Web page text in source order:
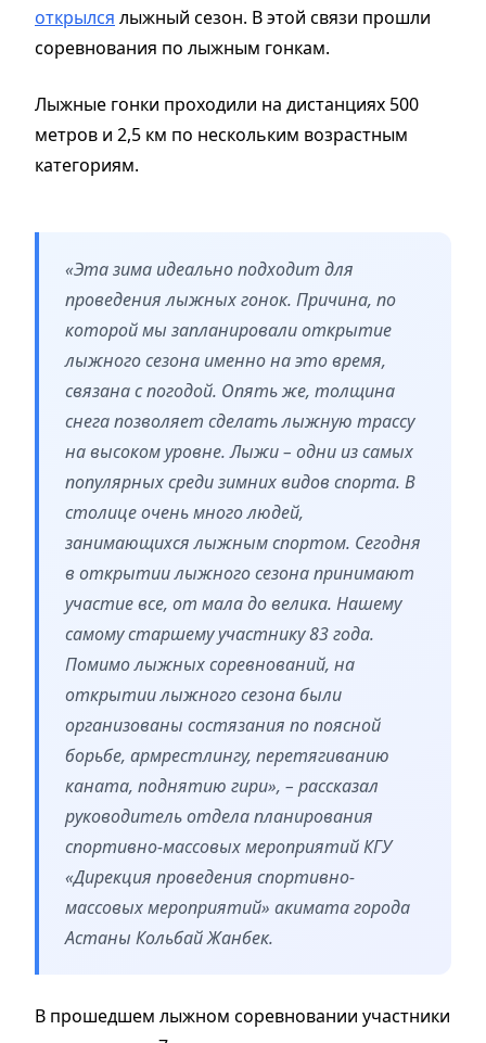
открылся лыжный сезон. В этой связи прошли
соревнования по лыжным гонкам.
Лыжные гонки проходили на дистанциях 500
метров и 2,5 км по нескольким возрастным
категориям.
«Эта зима идеально подходит для
проведения лыжных гонок. Причина, по
которой мы запланировали открытие
лыжного сезона именно на это время,
связана с погодой. Опять же, толщина
снега позволяет сделать лыжную трассу
на высоком уровне. Лыжи – одни из самых
популярных среди зимних видов спорта. В
столице очень много людей,
занимающихся лыжным спортом. Сегодня
в открытии лыжного сезона принимают
участие все, от мала до велика. Нашему
самому старшему участнику 83 года.
Помимо лыжных соревнований, на
открытии лыжного сезона были
организованы состязания по поясной
борьбе, армрестлингу, перетягиванию
каната, поднятию гири», – рассказал
руководитель отдела планирования
спортивно-массовых мероприятий КГУ
«Дирекция проведения спортивно-
массовых мероприятий» акимата города
Астаны Кольбай Жанбек.
В прошедшем лыжном соревновании участники